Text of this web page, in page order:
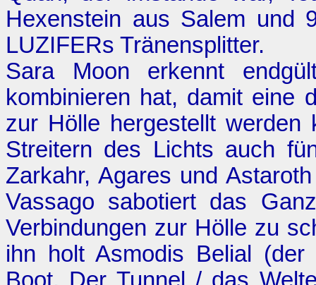
Hexenstein aus Salem und
LUZIFERs Tränensplitter.
Sara Moon erkennt
kombinieren hat, damit eine
zur Hölle hergestellt
Streitern des Lichts auch
Zarkahr, Agares und
Vassago sabotiert das
Verbindungen zur Hölle zu
ihn holt Asmodis Belial